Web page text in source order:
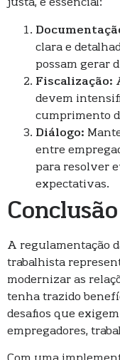
justa, é essencial:
clara e
possam gerar
Fiscalização:
devem
cumprimento
Diálogo:
entre
para resolver
expectativas.
Conclusão
A regulamentação
trabalhista
modernizar as
tenha trazido
desafios que
empregadores,